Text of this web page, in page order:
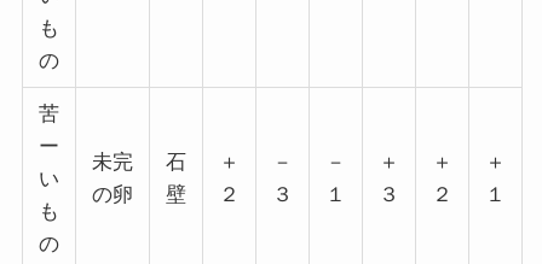
も
の
苦
ー
い
も
の
未完
の卵
石
壁
＋
２
－
３
－
１
＋
３
＋
２
＋
１